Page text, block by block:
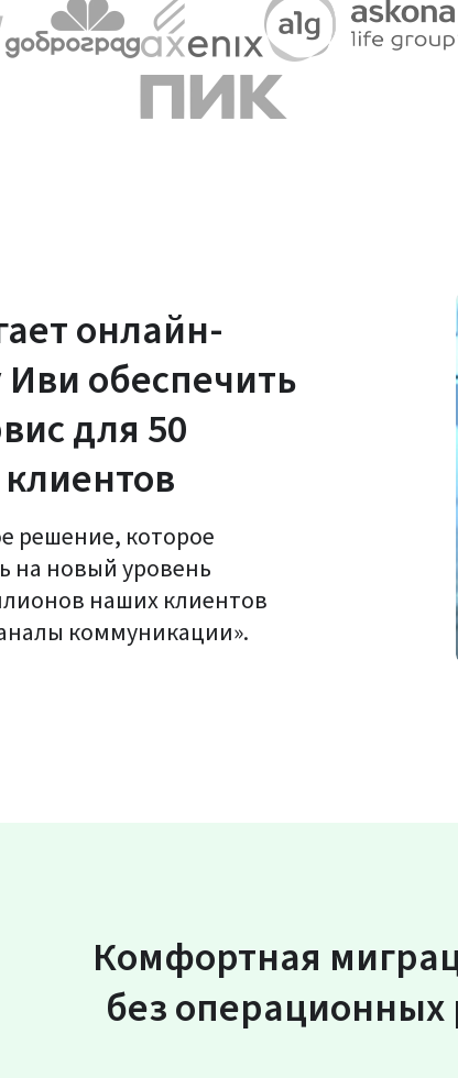
онлайн-
Иви обеспечить
для 50
решение, которое
на новый уровень
наших клиентов
коммуникации».
Комфортная
без операционных